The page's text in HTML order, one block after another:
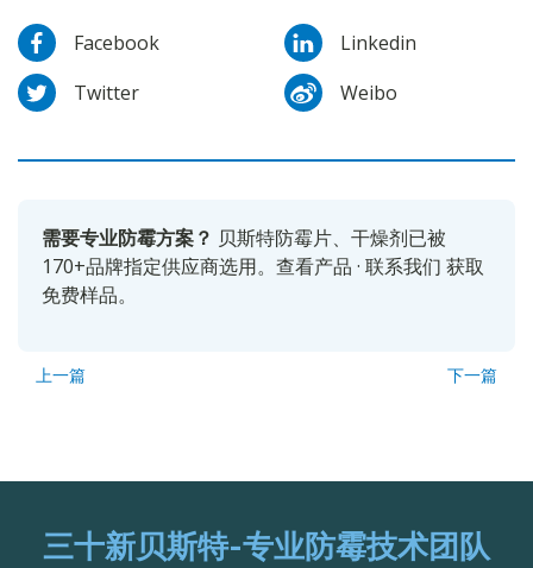
Facebook
Linkedin
Twitter
Weibo
需要专业防霉方案？ 贝斯特防霉片、干燥剂已被
170+品牌指定供应商选用。 查看产品 · 联系我们 获取
免费样品。
上一篇 下一篇
三十新贝斯特-专业防霉技术团队